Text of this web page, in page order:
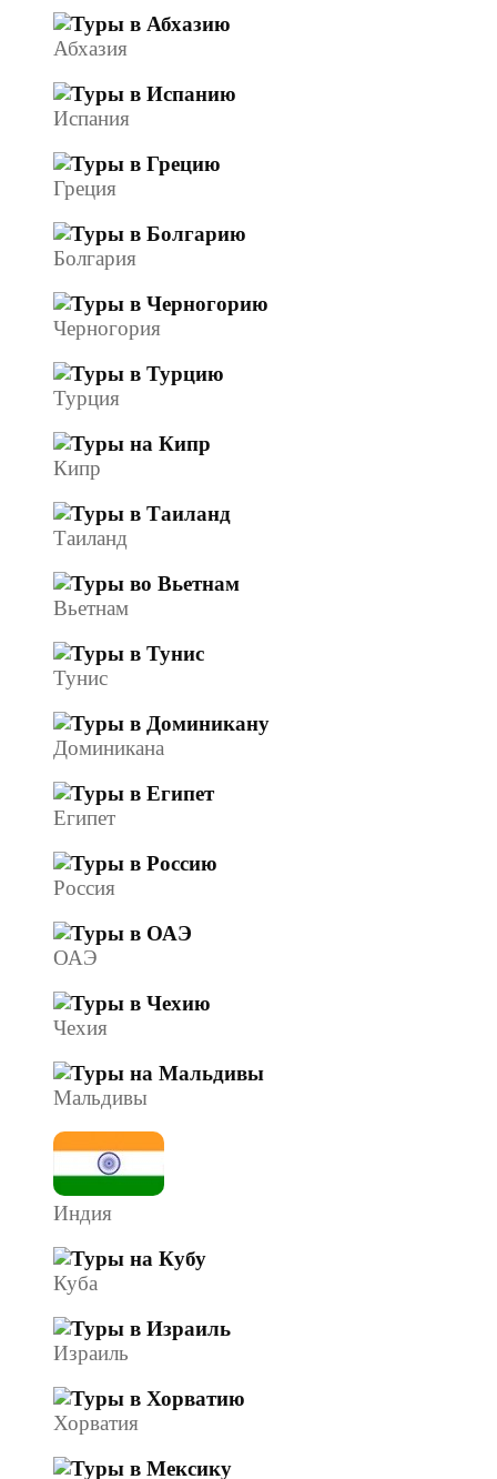
Абхазия
Испания
Греция
Болгария
Черногория
Турция
Кипр
Таиланд
Вьетнам
Тунис
Доминикана
Египет
Россия
ОАЭ
Чехия
Мальдивы
Индия
Куба
Израиль
Хорватия